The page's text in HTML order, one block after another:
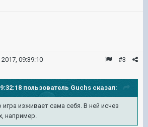
#3
09:39:10
пользователь Guchs сказал:
изживает сама себя. В ней исчез
например.